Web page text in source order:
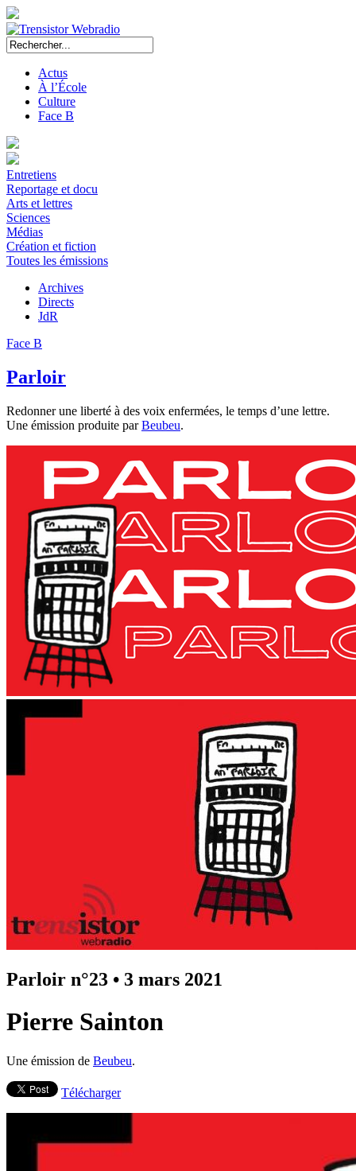
Actus
À l’École
Culture
Face B
Entretiens
Reportage et docu
Arts et lettres
Sciences
Médias
Création et fiction
Toutes les émissions
Archives
Directs
JdR
Face B
Parloir
Redonner une liberté à des voix enfermées, le temps d’une lettre.
Une émission produite parBeubeu.
Parloir n°23 • 3 mars 2021
Pierre Sainton
Une émission de Beubeu.
Télécharger